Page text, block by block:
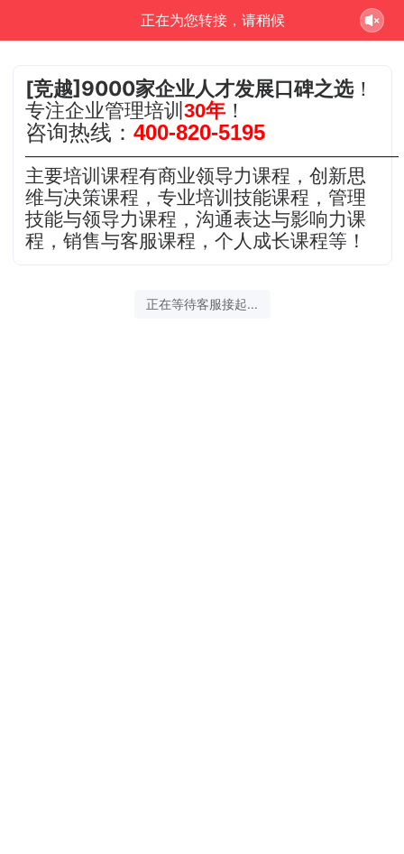
竞**问正在为您服务
[竞越]9000家企业人才发展口碑之选！
专注企业管理培训30年 ！
咨询热线：400-820-5195
———————————————————————
主要培训课程有商业领导力课程，创新思
维与决策课程，专业培训技能课程，管理
技能与领导力课程，沟通表达与影响力课
程，销售与客服课程，个人成长课程等！
2026-08-06 02:58:45 开始沟通